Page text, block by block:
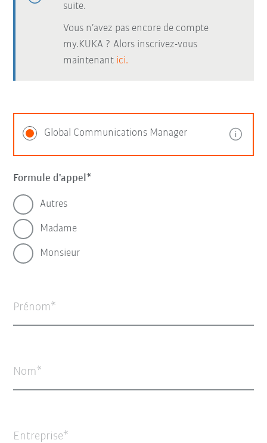
suite.
Vous n’avez pas encore de compte
my.KUKA ? Alors inscrivez-vous
maintenant ici.
Global Communications Manager
Formule d'appel
Autres
Madame
Monsieur
Prénom
Nom
Entreprise